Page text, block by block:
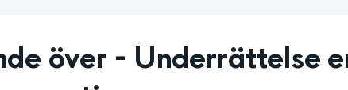
över - Underrättelse